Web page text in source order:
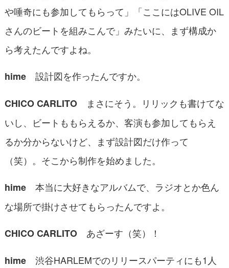
や唾奇にも参加してもらって」「ここにはOLIVE OIL
さんのビートを組みこんで」みたいに、まず構成か
ら考えたんですよね。
hime設計図を作ったんですか。
CHICO CARLITOまさにそう。リリックも書けてな
いし、ビートももらえるか、客演も参加してもらえ
るか分からないけど、まず設計図だけ作って
（笑）。そこから制作を始めました。
hime本当に大好きなアルバムで、ラジオとか色ん
な場所で掛けさせてもらったんですよ。
CHICO CARLITOあざーす（笑）！
hime渋谷HARLEMでのリリースパーティにも1人